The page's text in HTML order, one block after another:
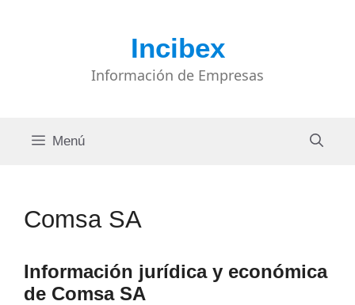
Incibex
Información de Empresas
Menú
Comsa SA
Información jurídica y económica
de Comsa SA